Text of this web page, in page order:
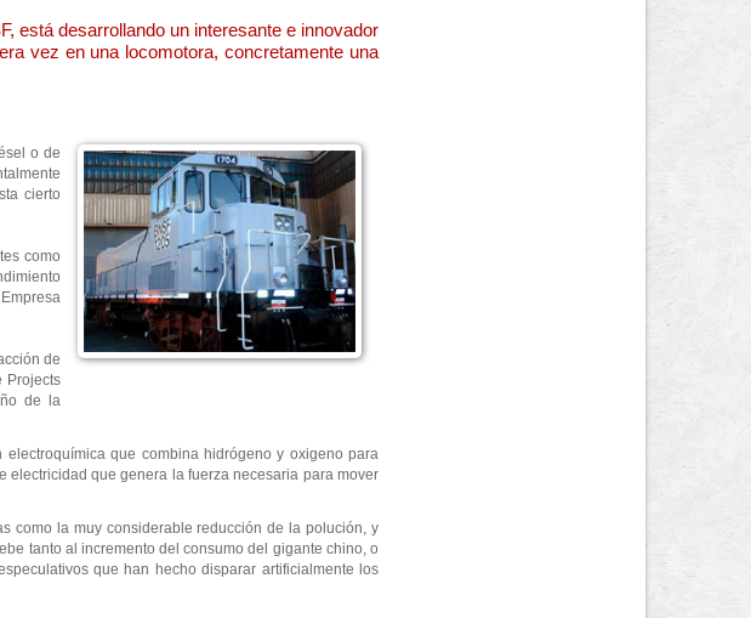
está desarrollando un interesante e innovador
vez en una locomotora, concretamente una
o de
cierto
como
de
Projects
de la
que combina hidrógeno y oxigeno para
que genera la fuerza necesaria para mover
como la muy considerable reducción de la polución, y
tanto al incremento del consumo del gigante chino, o
que han hecho disparar artificialmente los